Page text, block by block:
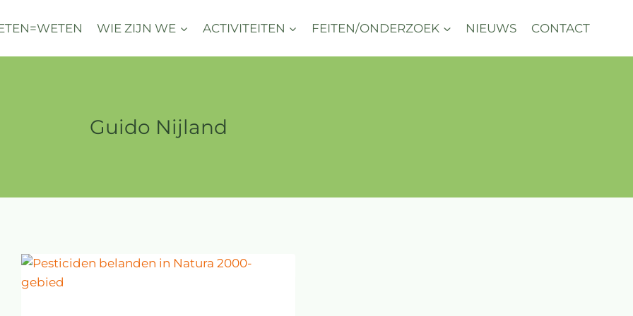
WIE ZIJN WE ACTIVITEITEN FEITEN/ONDERZOEK NIEUWS CONTACT
Guido Nijland